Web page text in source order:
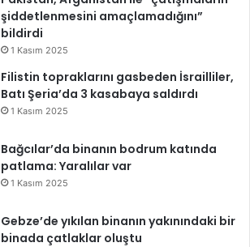
şiddetlenmesini amaçlamadığını”
bildirdi
1 Kasım 2025
Filistin topraklarını gasbeden İsrailliler,
Batı Şeria’da 3 kasabaya saldırdı
1 Kasım 2025
Bağcılar’da binanın bodrum katında
patlama: Yaralılar var
1 Kasım 2025
Gebze’de yıkılan binanın yakınındaki bir
binada çatlaklar oluştu